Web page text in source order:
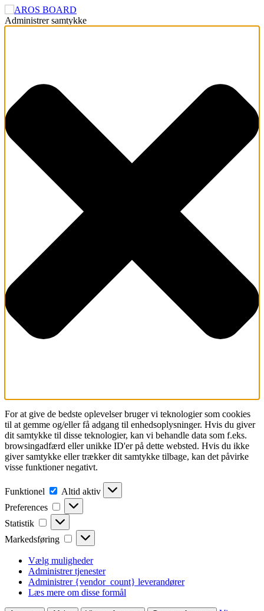
Administrer samtykke
For at give de bedste oplevelser bruger vi teknologier som cookies
til at gemme og/eller få adgang til enhedsoplysninger. Hvis du giver
dit samtykke til disse teknologier, kan vi behandle data som f.eks.
browsingadfærd eller unikke ID'er på dette websted. Hvis du ikke
giver samtykke eller trækker dit samtykke tilbage, kan det påvirke
visse funktioner negativt.
Funktionel Funktionel
Altid aktiv
Preferences
Preferences
Statistik Statistik
Markedsføring Markedsføring
Vælg muligheder
Administrer tjenester
Administrer {vendor_count} leverandører
Læs mere om disse formål